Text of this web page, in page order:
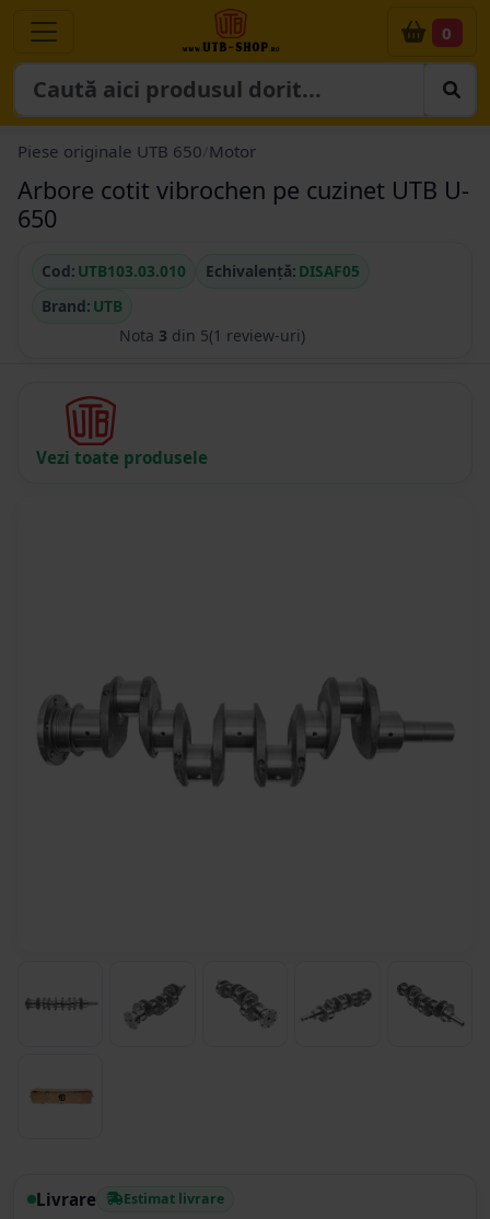
0
Piese originale UTB 650 Motor
Arbore cotit vibrochen pe cuzinet UTB U-
650
Cod: UTB103.03.010 Echivalență: DISAF05
Brand: UTB
Nota 3 din 5(1 review-uri)
Vezi toate produsele
Livrare Estimat livrare